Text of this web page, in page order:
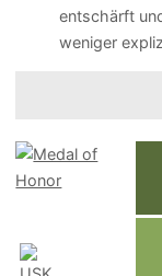
entschärft
weniger